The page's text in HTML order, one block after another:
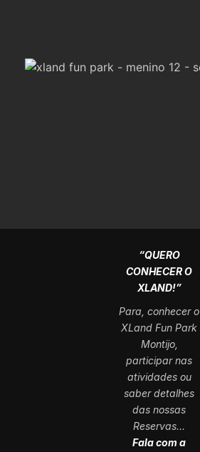
“QUERO
CONHECER O
XLAND!”
Para, conhecer o
XLand Fun Park
Montijo,
participar nas
atividades ou
saber detalhes
das nossas
Reservas…
Fala com a